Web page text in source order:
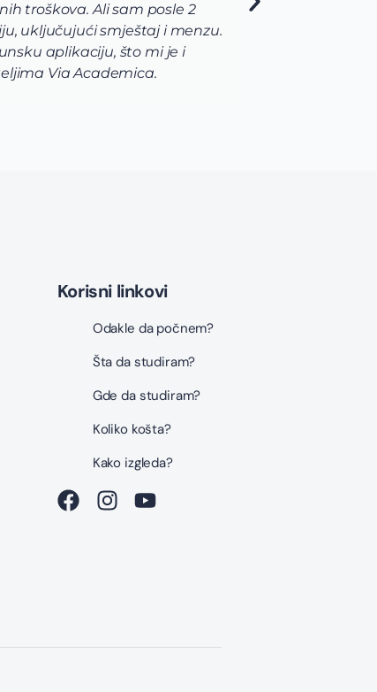
Via tim mi je pre svega pomogao da shvatim koje
pomogli da odaberem program koji najviše
raznovrsne, u mom slučaju da biologija, hemija i
korak prijave i aplikacije bio je uz pomoć i
Korisni linkovi
Odakle da počnem?
Šta da studiram?
Gde da studiram?
Koliko košta?
Kako izgleda?